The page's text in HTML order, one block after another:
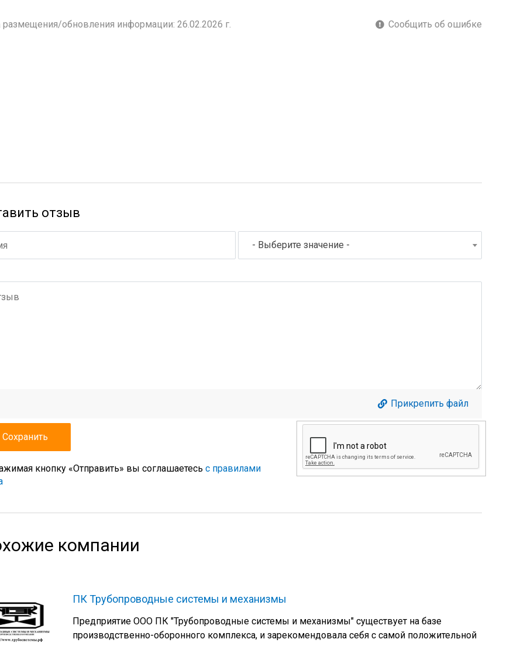
размещения/обновления информации: 26.02.2026 г. Сообщить об ошибке
отзыв
- Выберите значение -
Прикрепить файл
кнопку «Отправить» вы соглашаетесь с правилами
компании
ПК Трубопроводные системы и механизмы
Предприятие ООО ПК "Трубопроводные системы и механизмы" существует на базе
производственно-оборонного комплекса, и зарекомендовала себя с самой положительной